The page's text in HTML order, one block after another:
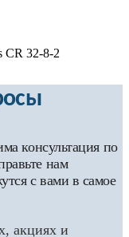
CR 32-8-2
консультация по
нам
с вами в самое
акциях и